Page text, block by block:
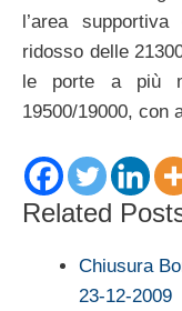
l’area
ridosso delle
le porte a più
19500/19000, con
Related
Chiusura
23-12-2009